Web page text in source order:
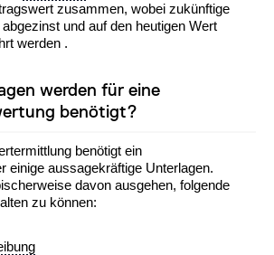
zusammen, wobei zukünftige
und auf den heutigen Wert
werden .
werden für eine
benötigt?
benötigt ein
einige aussagekräftige Unterlagen.
davon ausgehen, folgende
zu können: